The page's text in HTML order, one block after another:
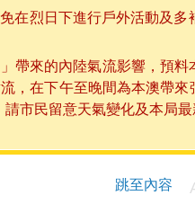
在烈日下進行戶外活動及多
帶來的內陸氣流影響，預料
，在下午至晚間為本澳帶來
市民留意天氣變化及本局
跳至內容